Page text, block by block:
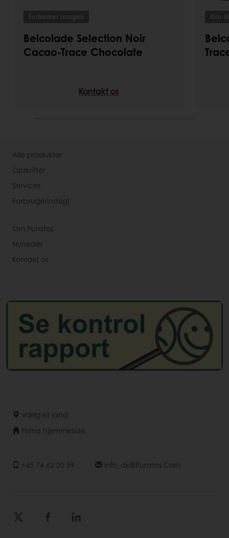
Forbedrer smagen
Belcolade Selection Noir
Cacao-Trace Chocolate
Kontakt os
Klar-
Alle produkter
Opskrifter
Services
Forbrugerindsigt
Om Puratos
Nyheder
Kontakt os
Vælg et land
Firma hjemmeside
+45 74 62 20 59 Info_dk@puratos.com